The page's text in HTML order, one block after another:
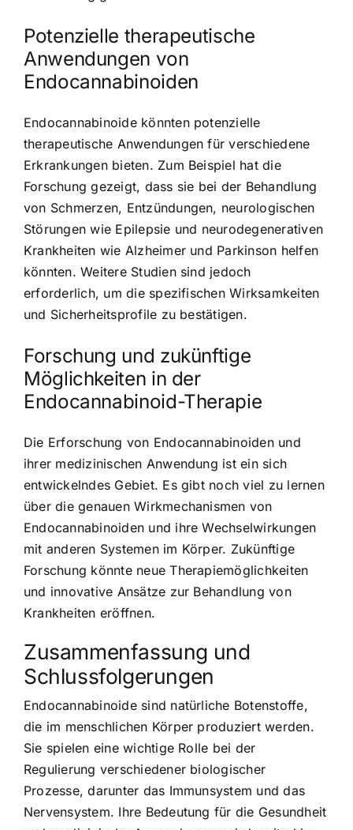
Potenzielle therapeutische
Anwendungen von
Endocannabinoiden
Endocannabinoide könnten potenzielle
therapeutische Anwendungen für verschiedene
Erkrankungen bieten. Zum Beispiel hat die
Forschung gezeigt, dass sie bei der Behandlung
von Schmerzen, Entzündungen, neurologischen
Störungen wie Epilepsie und neurodegenerativen
Krankheiten wie Alzheimer und Parkinson helfen
könnten. Weitere Studien sind jedoch
erforderlich, um die spezifischen Wirksamkeiten
und Sicherheitsprofile zu bestätigen.
Forschung und zukünftige
Möglichkeiten in der
Endocannabinoid-Therapie
Die Erforschung von Endocannabinoiden und
ihrer medizinischen Anwendung ist ein sich
entwickelndes Gebiet. Es gibt noch viel zu lernen
über die genauen Wirkmechanismen von
Endocannabinoiden und ihre Wechselwirkungen
mit anderen Systemen im Körper. Zukünftige
Forschung könnte neue Therapiemöglichkeiten
und innovative Ansätze zur Behandlung von
Krankheiten eröffnen.
Zusammenfassung und
Schlussfolgerungen
Endocannabinoide sind natürliche Botenstoffe,
die im menschlichen Körper produziert werden.
Sie spielen eine wichtige Rolle bei der
Regulierung verschiedener biologischer
Prozesse, darunter das Immunsystem und das
Nervensystem. Ihre Bedeutung für die Gesundheit